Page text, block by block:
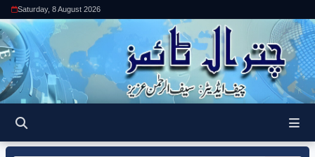
Saturday, 8 August 2026